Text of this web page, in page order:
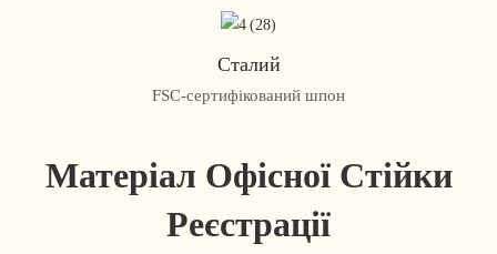
Сталий
FSC-сертифікований шпон
Матеріал Офісної Стійки
Реєстрації